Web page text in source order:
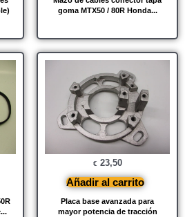
goma MTX50 / 80R Honda...
Placa base avanzada para
mayor potencia de tracción
€ 23,50
Añadir al carrito